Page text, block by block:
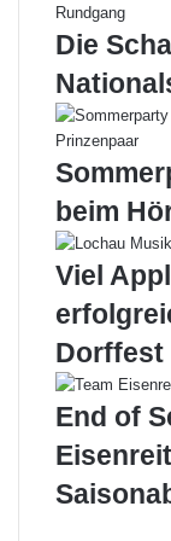
g
d
e
r
L
o
h
a
u
e
r
S
o
c
k
s
p
o
Die
beim
Viel
Dorffest
End of